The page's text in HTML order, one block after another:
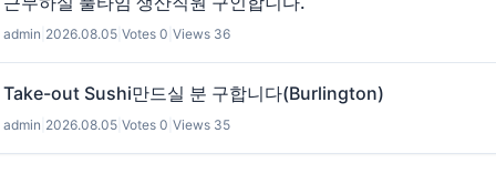
admin 2026.08.05| Votes 0 Views 36
Take-out Sushi만드실 분 구합니다(Burlington)
admin 2026.08.05| Votes 0 Views 35